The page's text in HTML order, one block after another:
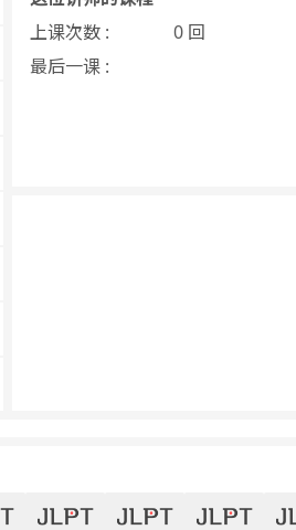
上课次数 :
0 回
最后一课 :